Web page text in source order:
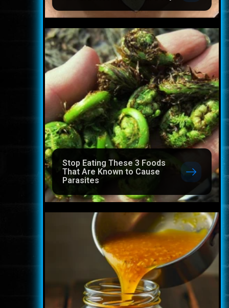
Stop Eating These 3 Foods
That Are Known to Cause
Parasites